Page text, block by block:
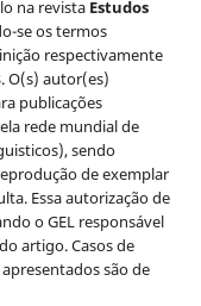
na revista Estudos
se os termos
respectivamente
O(s) autor(es)
publicações
rede mundial de
sendo
de exemplar
Essa autorização de
o GEL responsável
artigo. Casos de
são de